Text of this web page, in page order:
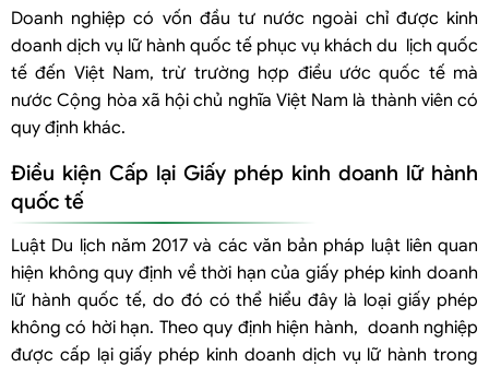
Doanh nghiệp có vốn đầu tư nước ngoài chỉ được kinh
doanh dịch vụ lữ hành quốc tế phục vụ khách du lịch quốc
tế đến Việt Nam, trừ trường hợp điều ước quốc tế mà
nước Cộng hòa xã hội chủ nghĩa Việt Nam là thành viên có
quy định khác.
Điều kiện Cấp lại Giấy phép kinh doanh lữ hành
quốc tế
Luật Du lịch năm 2017 và các văn bản pháp luật liên quan
hiện không quy định về thời hạn của giấy phép kinh doanh
lữ hành quốc tế, do đó có thể hiểu đây là loại giấy phép
không có hời hạn. Theo quy định hiện hành, doanh nghiệp
được cấp lại giấy phép kinh doanh dịch vụ lữ hành trong